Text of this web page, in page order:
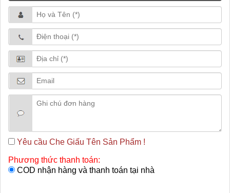
Yêu cầu Che Giấu Tên Sản Phẩm !
Phương thức thanh toán:
COD nhận hàng và thanh toán tại nhà